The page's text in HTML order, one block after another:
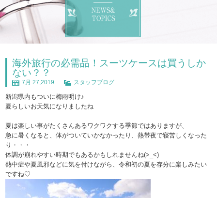
海外旅行の必需品！スーツケースは買うしか
ない？？
7月 27,2019 スタッフブログ
新潟県内もついに梅雨明け♪
夏らしいお天気になりましたね
夏は楽しい事がたくさんあるワクワクする季節ではありますが、
急に暑くなると、体がついていかなかったり、熱帯夜で寝苦しくなった
り・・・
体調が崩れやすい時期でもあるかもしれませんね(>_<)
熱中症や夏風邪などに気を付けながら、令和初の夏を存分に楽しみたい
ですね♡